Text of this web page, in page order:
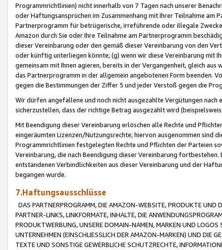
Programmrichtlinien) nicht innerhalb von 7 Tagen nach unserer
oder Haftungsansprüchen im Zusammenhang mit Ihrer Teilnahme am
Partnerprogramm für betrügerische, irreführende oder illegale
Amazon durch Sie oder Ihre Teilnahme am Partnerprogramm
dieser Vereinbarung oder den gemäß dieser Vereinbarung von den
oder künftig unterliegen könnte; (g) wenn wir diese Vereinbarung mit
gemeinsam mit Ihnen agieren, bereits in der Vergangenheit, gleich
das Partnerprogramm in der allgemein angebotenen Form beenden.
gegen die Bestimmungen der Ziffer 5 und jeder Verstoß gegen die
Wir dürfen angefallene und noch nicht ausgezahlte Vergütungen
sicherzustellen, dass der richtige Betrag ausgezahlt wird
Mit Beendigung dieser Vereinbarung erlöschen alle Rechte und
eingeräumten Lizenzen/Nutzungsrechte; hiervon ausgenommen sind
Programmrichtlinien festgelegten Rechte und Pflichten der Parteien
Vereinbarung, die nach Beendigung dieser Vereinbarung
entstandenen Verbindlichkeiten aus dieser Vereinbarung und der
begangen wurde.
7.Haftungsausschlüsse
DAS PARTNERPROGRAMM, DIE AMAZON-WEBSITE, PRODUKTE UND
PARTNER-LINKS, LINKFORMATE, INHALTE, DIE
PRODUKTWERBUNG, UNSERE DOMAIN-NAMEN, MARKEN UND
UNTERNEHMEN (EINSCHLIESSLICH DER AMAZON-MARKEN) UND DIE
TEXTE UND SONSTIGE GEWERBLICHE SCHUTZRECHTE,